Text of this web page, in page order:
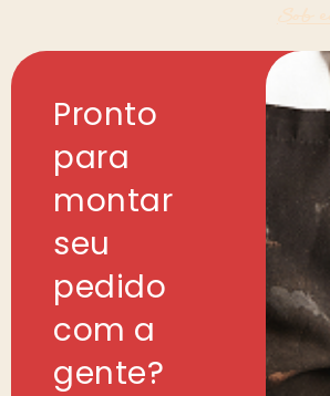
Pronto
para
montar
seu
pedido
com a
gente?
Sob